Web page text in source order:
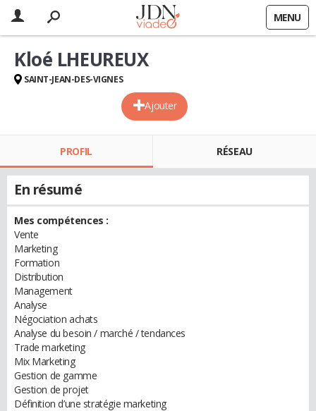
MENU
Ajouter
Kloé LHEUREUX
SAINT-JEAN-DES-VIGNES
PROFIL RÉSEAU
En résumé
Mes compétences :
Vente
Marketing
Formation
Distribution
Management
Analyse
Négociation achats
Analyse du besoin / marché / tendances
Trade marketing
Mix Marketing
Gestion de gamme
Gestion de projet
Définition d’une stratégie marketing